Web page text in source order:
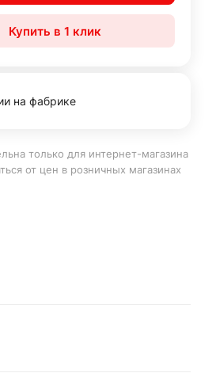
Купить в 1 клик
на фабрике
только для интернет-магазина
от цен в розничных магазинах